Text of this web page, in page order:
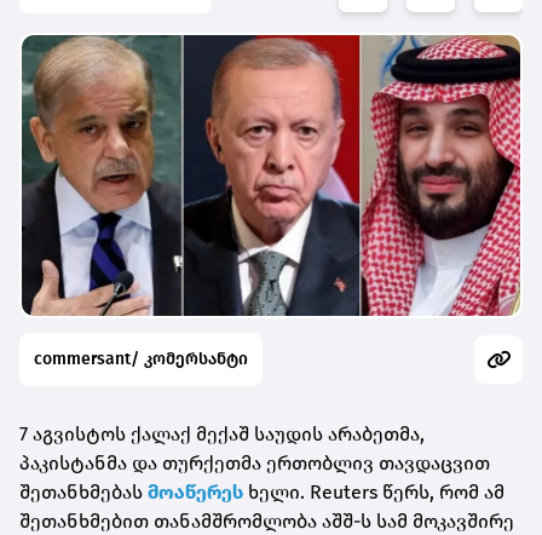
commersant/ კომერსანტი
7 აგვისტოს ქალაქ მექაშ საუდის არაბეთმა,
პაკისტანმა და თურქეთმა ერთობლივ თავდაცვით
შეთანხმებას მოაწერეს ხელი. Reuters წერს, რომ ამ
შეთანხმებით თანამშრომლობა აშშ-ს სამ მოკავშირე